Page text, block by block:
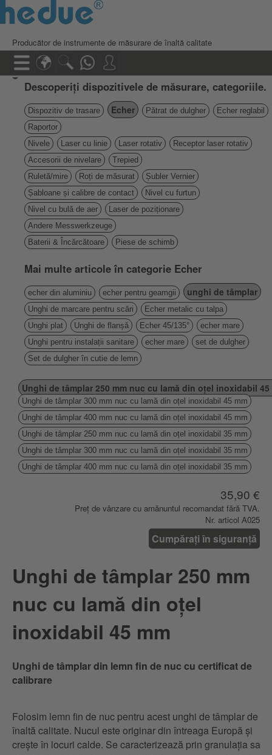
Producător de instrumente de măsurare de înaltă calitate
Descoperiți dispozitivele de măsurare, categoriile.
Dispozitiv de trasare Echer Pătrat de dulgher
Echer reglabil
Raportor
Nivele
Laser cu linie Laser rotativ
Receptor laser rotativ
Accesorii de nivelare
Trepied
Ruletă/mire
Roți de măsurat
Șubler Vernier
Șabloane și calibre de contact
Nivel cu furtun
Nivel cu bulă de aer
Laser de poziționare
Andere Messwerkzeuge
Baterii & Încărcătoare
Piese de schimb
Mai multe articole în categorie Echer
echer din aluminiu echer pentru geamgii unghi de tâmplar
Unghi de marcare pentru scări
Echer metalic cu talpa
Unghi plat
Unghi de flanșă Echer 45/135°
echer mare
Unghi pentru instalații sanitare
echer mare
set de dulgher
Set de dulgher în cutie de lemn
Unghi de tâmplar 250 mm nuc cu lamă din oțel inoxidabil 45
Unghi de tâmplar 300 mm nuc cu lamă din oțel inoxidabil 45 mm
Unghi de tâmplar 400 mm nuc cu lamă din oțel inoxidabil 45 mm
Unghi de tâmplar 250 mm nuc cu lamă din oțel inoxidabil 35 mm
Unghi de tâmplar 300 mm nuc cu lamă din oțel inoxidabil 35 mm
Unghi de tâmplar 400 mm nuc cu lamă din oțel inoxidabil 35 mm
35,90 €
Preț de vânzare cu amănuntul recomandat fără TVA.
Nr. articol A025
Cumpărați în siguranță
Unghi de tâmplar 250 mm
nuc cu lamă din oțel
inoxidabil 45 mm
Unghi de tâmplar din lemn fin de nuc cu certificat de
calibrare
Folosim lemn fin de nuc pentru acest unghi de tâmplar de
înaltă calitate. Nucul este originar din întreaga Europă și
crește în locuri calde. Se caracterizează prin granulația sa